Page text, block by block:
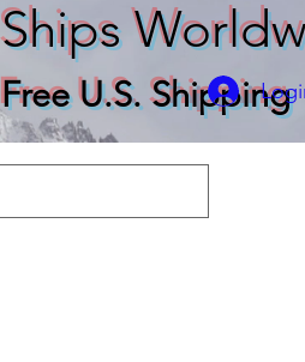
Ships
Free U.S. Shipping